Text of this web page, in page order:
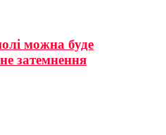
можна буде
затемнення